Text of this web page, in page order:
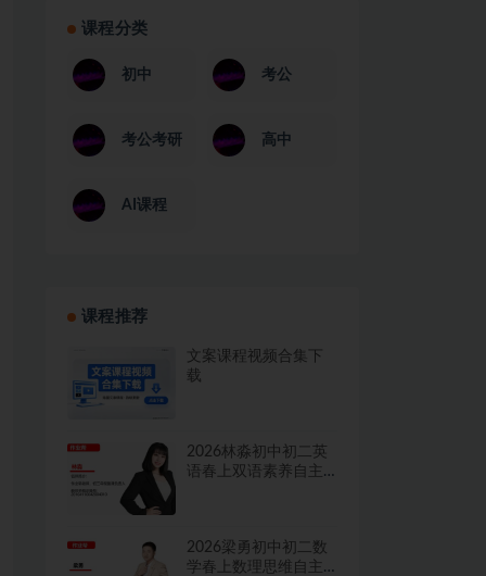
课程分类
初中 考公
考公考研 高中
AI课程
课程推荐
文案课程视频合集下
载
2026林淼初中初二英
语春上双语素养自主
2026梁勇初中初二数
学春上数理思维自主